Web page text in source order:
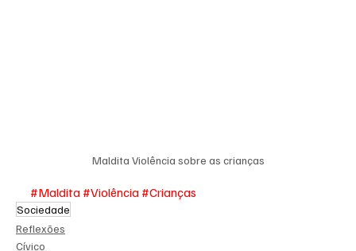
Maldita Violência sobre as crianças
#Maldita #Violência #Crianças
Sociedade
Reflexões
Cívico